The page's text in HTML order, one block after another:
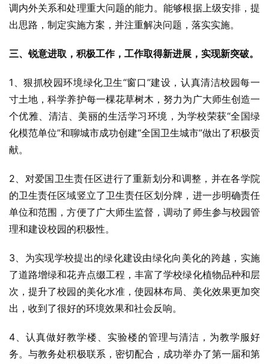
调内外关系和处理重大问题的能力。能够根据上级安排，提
出思路，制定实施方案，并注重解决问题，落实实施。
三、锐意进取，积极工作，工作取得新进展，实现新突破。
1、狠抓校园环境绿化卫生“窗口”建设，认真清洁校园每一
寸土地，科学养护每一棵花草树木，努力为广大师生创造一
个优雅、清洁、美丽的生活学习环境，为学校荣获“全国绿
化模范单位”和聊城市成功创建“全国卫生城市”做出了积极贡
献。
2、对爱国卫生责任区进行了重新划分和调整，并在各学院
的卫生责任区域竖立了卫生责任区划分牌，进一步明确责任
单位和范围，方便了广大师生监督，调动了师生参与校园管
理和建设校园的积极性。
3、为实现学校提出的绿化建设由绿化向美化的跨越，实施
了道路增绿和花卉点缀工程，丰富了学校绿化植物品种和层
次，提升了校园的美化水准，使园林布局、美化效果更加突
出，收到了很好的环境效果和社会反响。
4、认真做好教学楼、实验楼的管理与清洁，为教学服好
务。与教务处积极联系，密切配合，成功举办了第一届和第